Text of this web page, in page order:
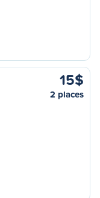
15$
2 places